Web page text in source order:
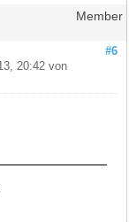
Member
#6
20:42 von